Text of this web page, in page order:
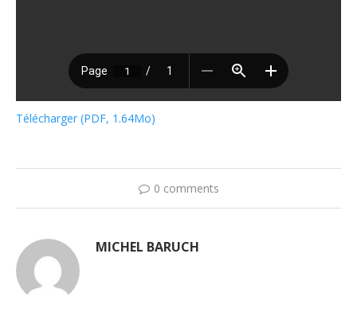
Télécharger (PDF, 1.64Mo)
0 comments
MICHEL BARUCH